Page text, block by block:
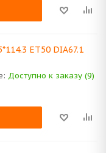
ET50 DIA67.1
Доступно к заказу (9)